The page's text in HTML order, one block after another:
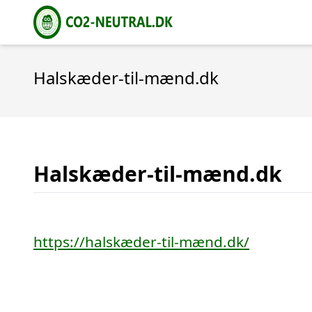
Halskæder-til-mænd.dk
Halskæder-til-mænd.dk
https://halskæder-til-mænd.dk/